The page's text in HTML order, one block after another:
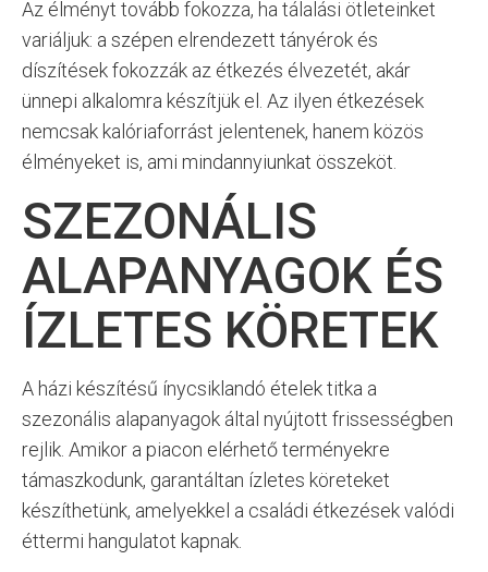
Az élményt tovább fokozza, ha tálalási ötleteinket
variáljuk: a szépen elrendezett tányérok és
díszítések fokozzák az étkezés élvezetét, akár
ünnepi alkalomra készítjük el. Az ilyen étkezések
nemcsak kalóriaforrást jelentenek, hanem közös
élményeket is, ami mindannyiunkat összeköt.
SZEZONÁLIS
ALAPANYAGOK ÉS
ÍZLETES KÖRETEK
A házi készítésű ínycsiklandó ételek titka a
szezonális alapanyagok által nyújtott frissességben
rejlik. Amikor a piacon elérhető terményekre
támaszkodunk, garantáltan ízletes köreteket
készíthetünk, amelyekkel a családi étkezések valódi
éttermi hangulatot kapnak.